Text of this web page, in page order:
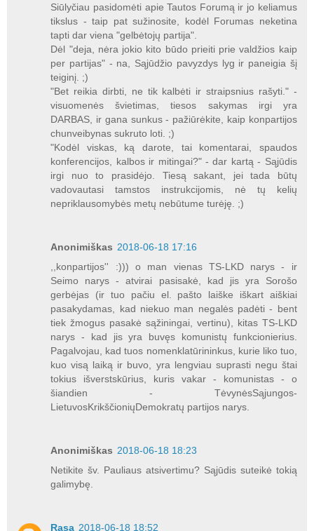
Siūlyčiau pasidomėti apie Tautos Forumą ir jo keliamus
tikslus - taip pat sužinosite, kodėl Forumas neketina
tapti dar viena "gelbėtojų partija".
Dėl "deja, nėra jokio kito būdo prieiti prie valdžios kaip
per partijas" - na, Sąjūdžio pavyzdys lyg ir paneigia šį
teiginį. ;)
"Bet reikia dirbti, ne tik kalbėti ir straipsnius rašyti." -
visuomenės švietimas, tiesos sakymas irgi yra
DARBAS, ir gana sunkus - pažiūrėkite, kaip konpartijos
chunveibynas sukruto loti. ;)
"Kodėl viskas, ką darote, tai komentarai, spaudos
konferencijos, kalbos ir mitingai?" - dar kartą - Sąjūdis
irgi nuo to prasidėjo. Tiesą sakant, jei tada būtų
vadovautasi tamstos instrukcijomis, nė tų kelių
nepriklausomybės metų nebūtume turėję. ;)
Anonimiškas 2018-06-18 17:16
,,konpartijos'' :))) o man vienas TS-LKD narys - ir
Seimo narys - atvirai pasisakė, kad jis yra Sorošo
gerbėjas (ir tuo pačiu el. pašto laiške iškart aiškiai
pasakydamas, kad niekuo man negalės padėti - bent
tiek žmogus pasakė sąžiningai, vertinu), kitas TS-LKD
narys - kad jis yra buvęs komunistų funkcionierius.
Pagalvojau, kad tuos nomenklatūrininkus, kurie liko tuo,
kuo visą laiką ir buvo, yra lengviau suprasti negu štai
tokius išverstskūrius, kuris vakar - komunistas - o
šiandien - TėvynėsSąjungos-
LietuvosKrikščioniųDemokratų partijos narys.
Anonimiškas 2018-06-18 18:23
Netikite šv. Pauliaus atsivertimu? Sąjūdis suteikė tokią
galimybę.
Rasa 2018-06-18 18:52